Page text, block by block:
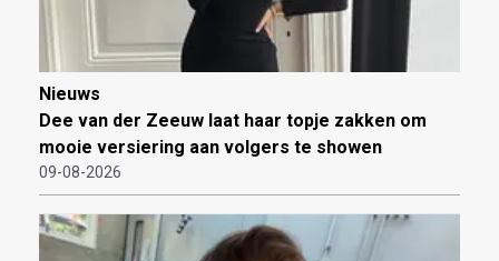
Nieuws
Dee van der Zeeuw laat haar topje zakken om
mooie versiering aan volgers te showen
09-08-2026